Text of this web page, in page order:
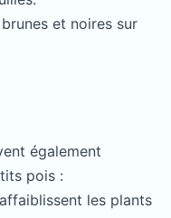
et noires sur
également
pois :
les plants